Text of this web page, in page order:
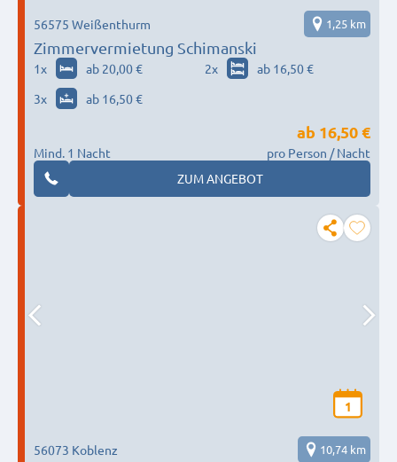
Zimmervermietung Schimanski
56575 Weißenthurm 1,25 km
1x ab 20,00 € 2x
ab 16,50 €
3x ab 16,50 €
Mind. 1 Nacht
ab 16,50 €
pro Person / Nacht
ZUM ANGEBOT
1
56073 Koblenz 10,74 km